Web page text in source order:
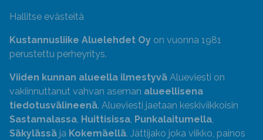
Hallitse evästeitä
Kustannusliike Aluelehdet Oy on vuonna 1981
perustettu perheyritys.
Viiden kunnan alueella ilmestyvä Alueviesti on
vakiinnuttanut vahvan aseman alueellisena
tiedotusvälineenä. Alueviesti jaetaan keskiviikkoisin
Sastamalassa, Huittisissa, Punkalaitumella,
Säkylässä ja Kokemäellä. Jättijako joka viikko, painos